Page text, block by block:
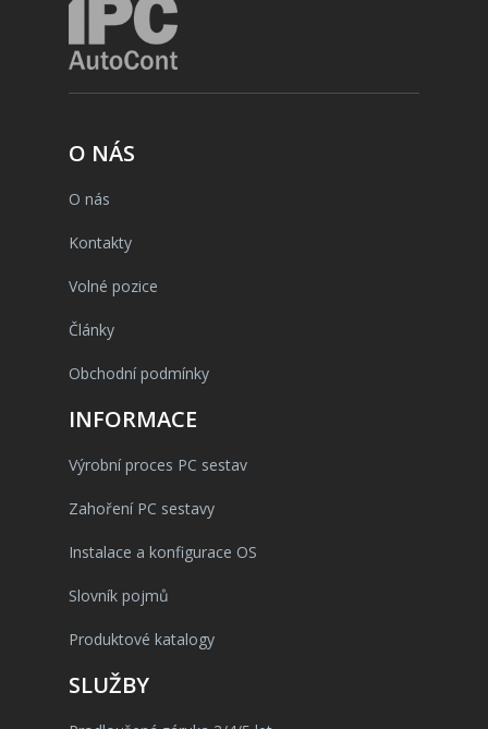
O NÁS
O nás
Kontakty
Volné pozice
Články
Obchodní podmínky
INFORMACE
Výrobní proces PC sestav
Zahoření PC sestavy
Instalace a konfigurace OS
Slovník pojmů
Produktové katalogy
SLUŽBY